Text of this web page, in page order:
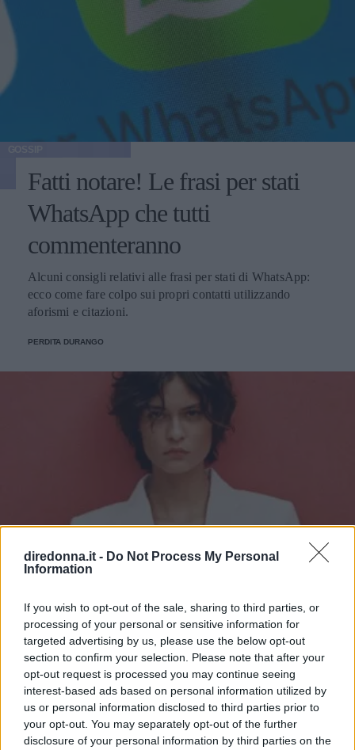
diredonna.it - Do Not Process My Personal
Information
If you wish to opt-out of the sale, sharing to third parties, or
processing of your personal or sensitive information for
targeted advertising by us, please use the below opt-out
section to confirm your selection. Please note that after your
opt-out request is processed you may continue seeing
interest-based ads based on personal information utilized by
us or personal information disclosed to third parties prior to
your opt-out. You may separately opt-out of the further
disclosure of your personal information by third parties on the
Fatti notare! Le frasi per stati
WhatsApp che tutti
commenteranno
Alcuni consigli relativi alle frasi per stati di WhatsApp:
ecco come fare colpo sui propri contatti utilizzando
aforismi e citazioni.
PERDITA DURANGO
GOSSIP